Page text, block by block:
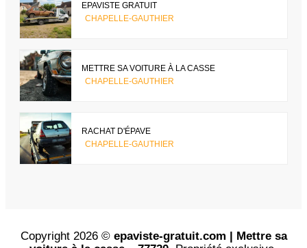
EPAVISTE GRATUIT
CHAPELLE-GAUTHIER
METTRE SA VOITURE À LA CASSE
CHAPELLE-GAUTHIER
RACHAT D'ÉPAVE
CHAPELLE-GAUTHIER
Copyright 2026 © epaviste-gratuit.com | Mettre sa